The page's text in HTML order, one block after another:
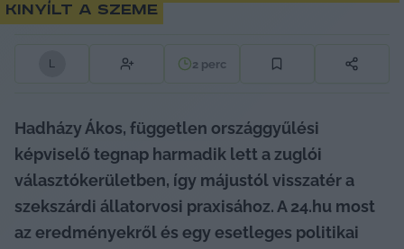
kinyílt a szeme
L 2 perc
Hadházy Ákos, független országgyűlési
képviselő tegnap harmadik lett a zuglói
választókerületben, így májustól visszatér a
szekszárdi állatorvosi praxisához. A 24.hu most
az eredményekről és egy esetleges politikai